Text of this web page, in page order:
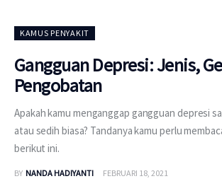
KAMUS PENYAKIT
Gangguan Depresi: Jenis,
Pengobatan
Apakah kamu menganggap gangguan depresi
atau sedih biasa? Tandanya kamu perlu
berikut ini.
BY NANDA HADIYANTI FEBRUARI 18, 2021